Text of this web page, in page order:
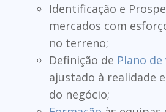
Identificação e
mercados com
no terreno;
Definição de Plano de
ajustado à realidade
do negócio;